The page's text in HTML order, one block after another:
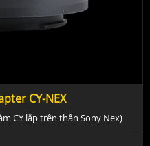
CY-NEX
CY lắp trên thân Sony Nex)